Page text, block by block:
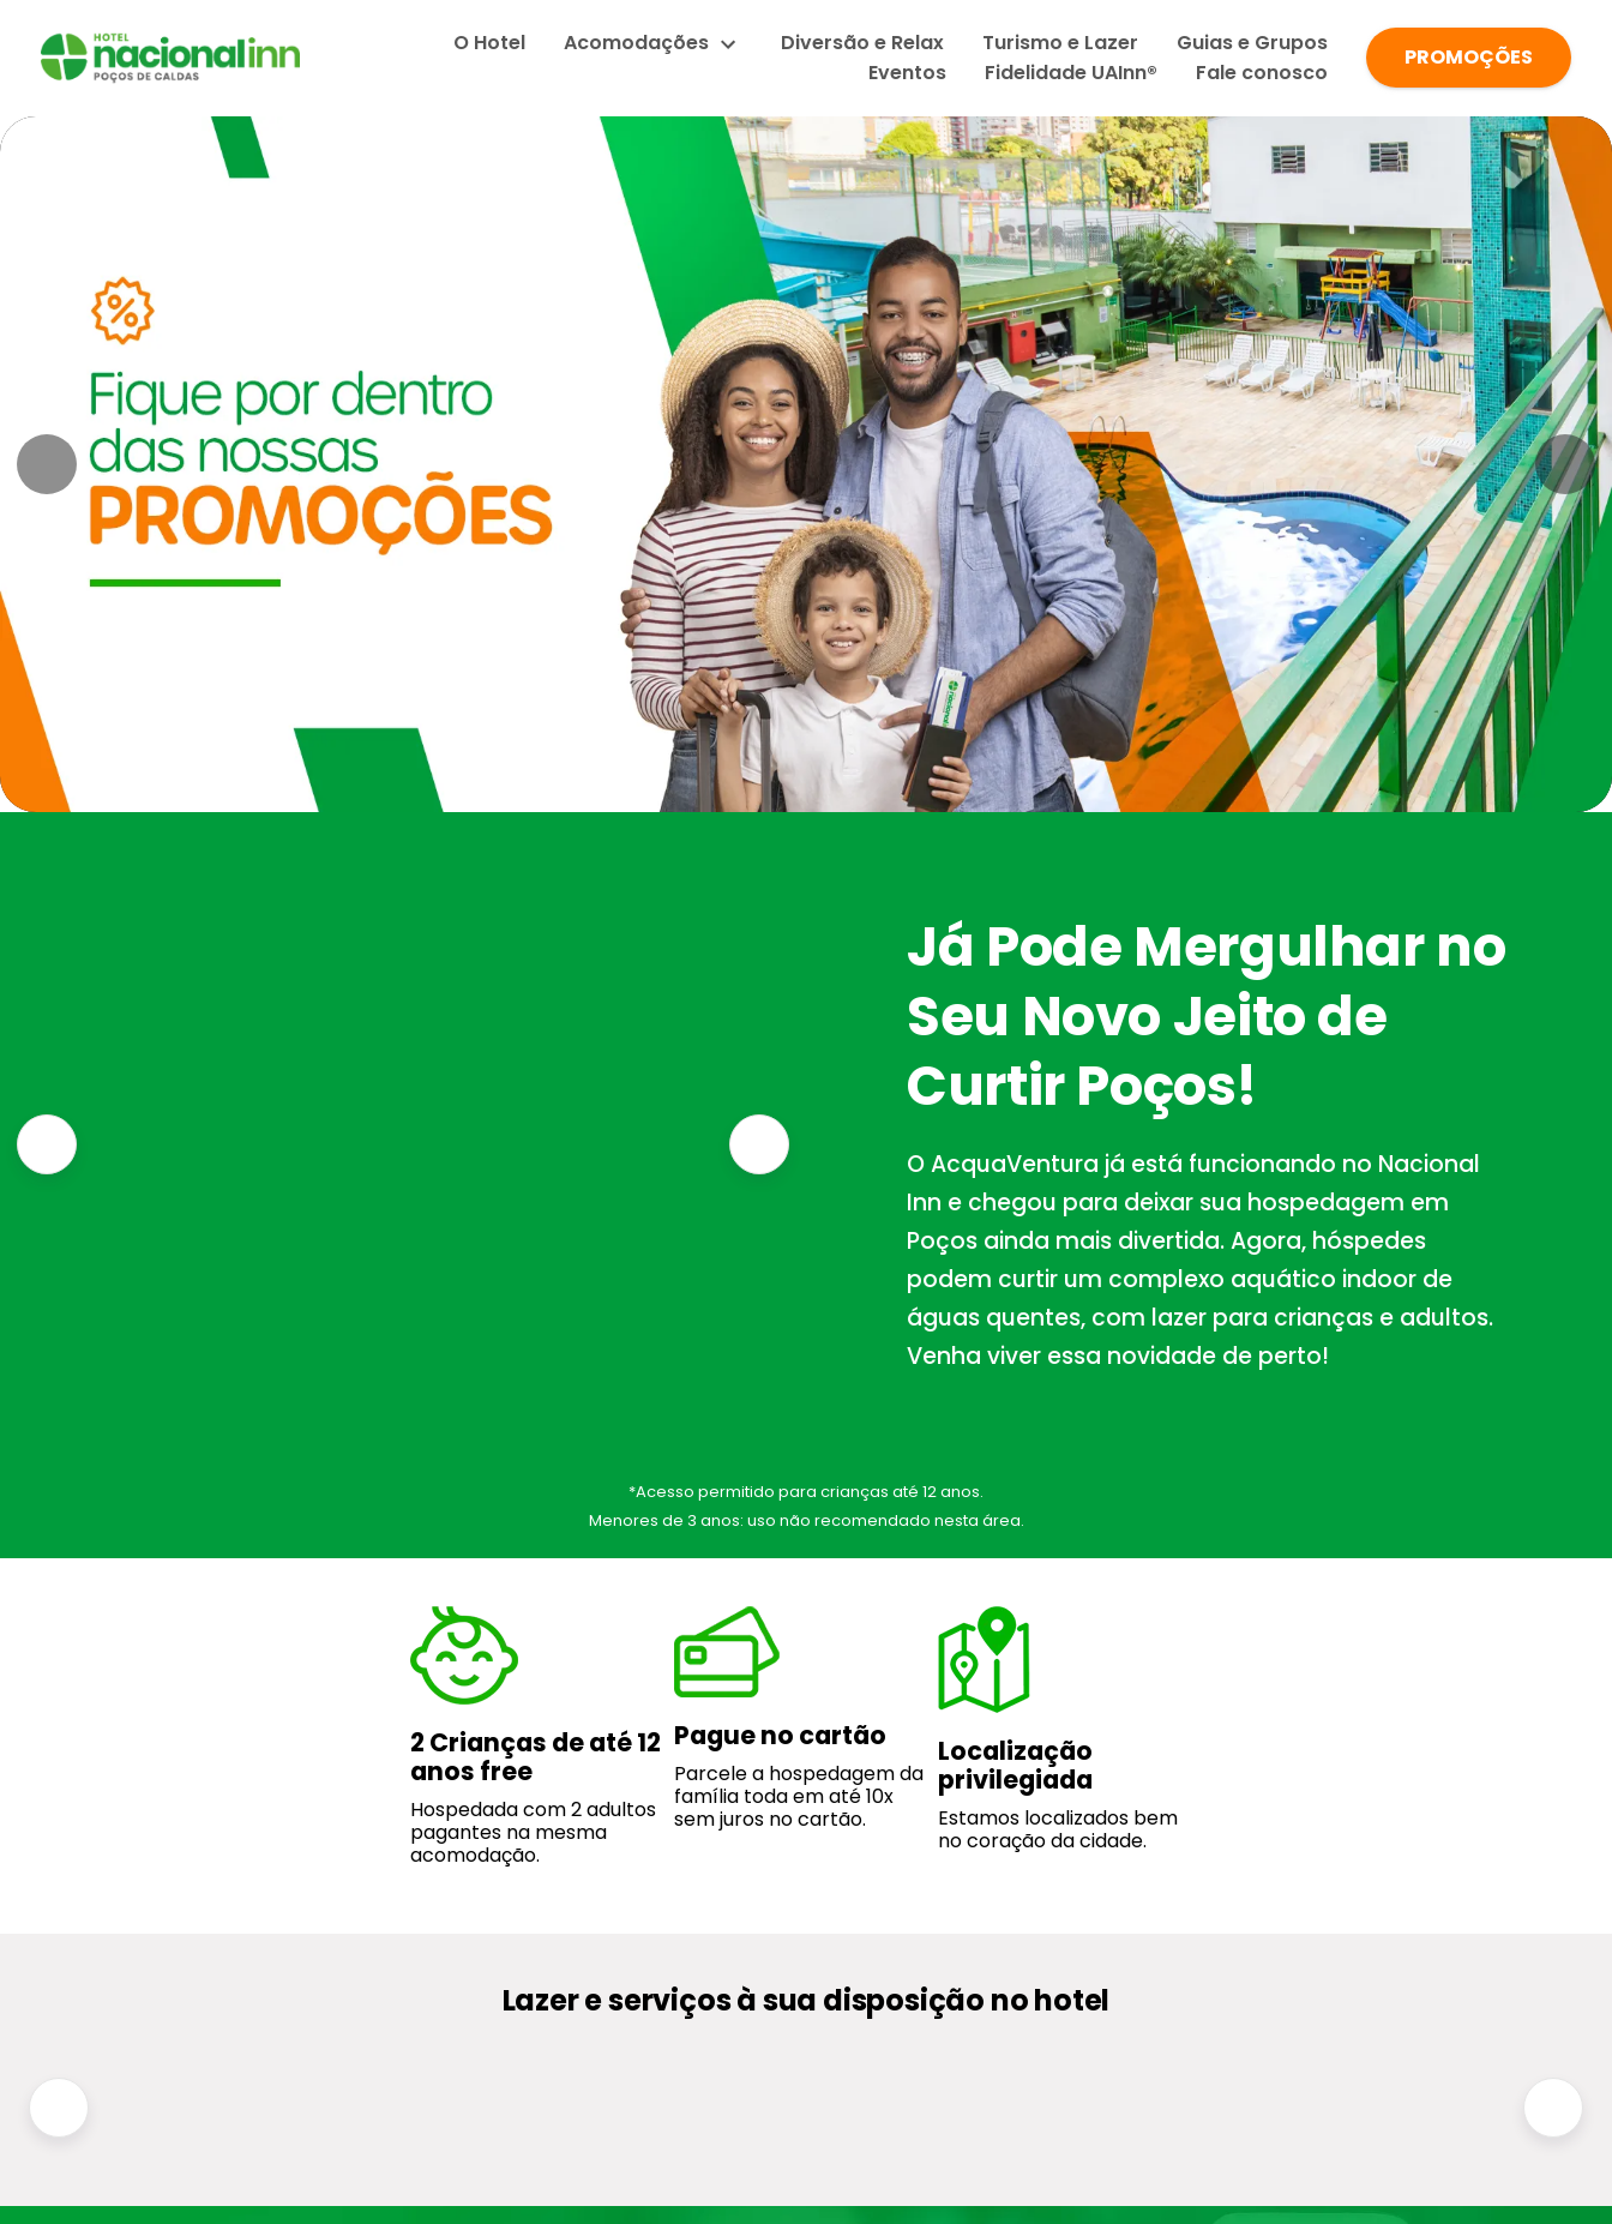
O Hotel Acomodações Diversão e Relax Turismo e Lazer
Guias e Grupos
Eventos
Fidelidade UAInn® Fale conosco
PROMOÇÕES
Já Pode Mergulhar no
Seu Novo Jeito de
Curtir Poços!
O AcquaVentura já está funcionando no Nacional
Inn e chegou para deixar sua hospedagem em
Poços ainda mais divertida. Agora, hóspedes
podem curtir um complexo aquático indoor de
águas quentes, com lazer para crianças e adultos.
Venha viver essa novidade de perto!
*Acesso permitido para crianças até 12 anos.
Menores de 3 anos: uso não recomendado nesta área.
2 Crianças de até 12
anos free
Hospedada com 2 adultos
pagantes na mesma
acomodação.
Pague no cartão
Parcele a hospedagem da
família toda em até 10x
sem juros no cartão.
Localização
privilegiada
Estamos localizados bem
no coração da cidade.
Lazer e serviços à sua disposição no hotel